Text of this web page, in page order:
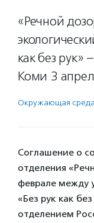
«Речной
как без рук»
Коми 3
Окружающая среда
Соглашение о
отделения
феврале между
«Без рук как
отделением